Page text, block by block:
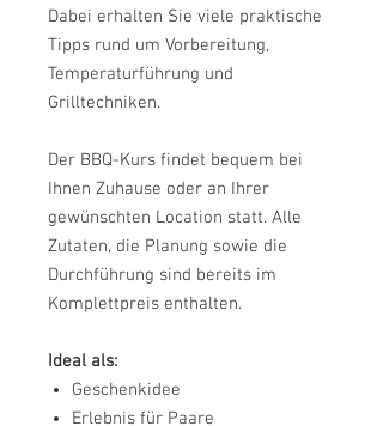
Dabei erhalten Sie viele praktische
Tipps rund um Vorbereitung,
Temperaturführung und
Grilltechniken.
Der BBQ-Kurs findet bequem bei
Ihnen Zuhause oder an Ihrer
gewünschten Location statt. Alle
Zutaten, die Planung sowie die
Durchführung sind bereits im
Komplettpreis enthalten.
Ideal als:
Geschenkidee
Erlebnis für Paare